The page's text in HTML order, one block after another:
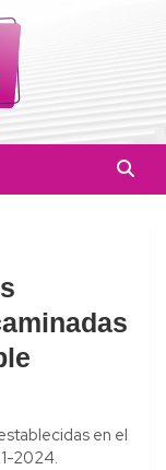
en el
2024.